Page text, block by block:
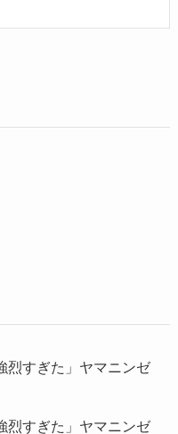
すぎた」ヤマニンゼ
すぎた」ヤマニンゼ